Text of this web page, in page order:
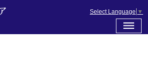
Select Language ▼